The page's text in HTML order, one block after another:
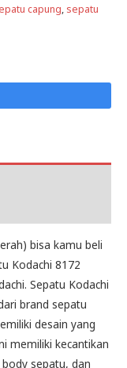
capung, sepatu
bisa kamu beli
Kodachi 8172
Sepatu Kodachi
brand sepatu
desain yang
memiliki kecantikan
sepatu, dan